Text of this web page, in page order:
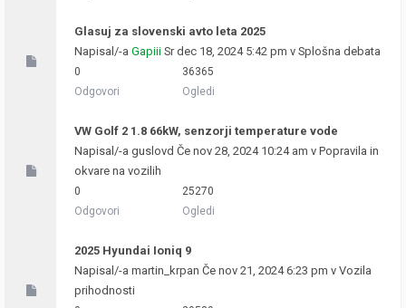
Glasuj za slovenski avto leta 2025
Napisal/-a Gapiii Sr dec 18, 2024 5:42 pm v Splošna debata
0
Odgovori
36365
Ogledi
VW Golf 2 1.8 66kW, senzorji temperature vode
Napisal/-a guslovd Če nov 28, 2024 10:24 am v Popravila in
okvare na vozilih
0
Odgovori
25270
Ogledi
2025 Hyundai Ioniq 9
Napisal/-a martin_krpan Če nov 21, 2024 6:23 pm v Vozila
prihodnosti